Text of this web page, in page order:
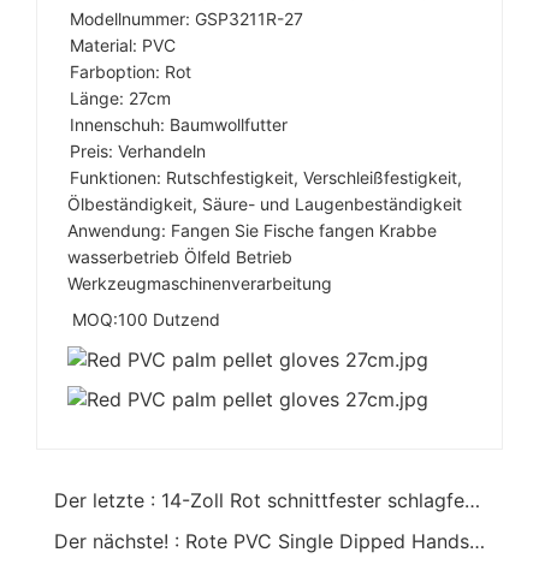
Modellnummer: GSP3211R-27
Material: PVC
Farboption: Rot
Länge: 27cm
Innenschuh: Baumwollfutter
Preis: Verhandeln
Funktionen: Rutschfestigkeit, Verschleißfestigkeit,
Ölbeständigkeit, Säure- und Laugenbeständigkeit
Anwendung: Fangen Sie Fische fangen Krabbe
wasserbetrieb Ölfeld Betrieb
Werkzeugmaschinenverarbeitung
MOQ:100 Dutzend
Der letzte : 14-Zoll Rot schnittfester schlagfester PVC-beschichteter Handschuh
Der nächste! : Rote PVC Single Dipped Handschuhe mit Strick handgelenk